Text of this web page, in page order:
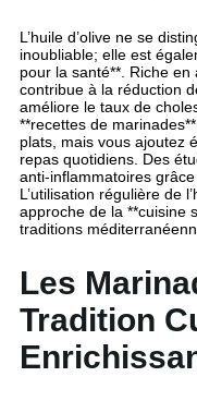
L’huile d’olive ne se
inoubliable; elle est
pour la santé**. Riche
contribue à la réduction
améliore le taux de
**recettes de
plats, mais vous ajoutez
repas quotidiens. Des
anti-inflammatoires
L’utilisation régulière de
approche de la **cuisine
traditions
Les
Tradition